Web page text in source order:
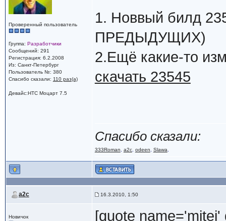
Проверенный пользователь
Группа: Разработчики
Сообщений: 291
Регистрация: 6.2.2008
Из: Санкт-Петербург
Пользователь №: 380
Спасибо сказали: 110 раз(а)
Девайс:HTC Моцарт 7.5
1. Новвый билд
ПРЕДЫДУЩИХ)
2.Ещё какие-то
скачать 23545
Спасибо сказали:
333Roman a2c, odeen Slawa
a2c 16.3.2010, 1:50
Новичок
[quote